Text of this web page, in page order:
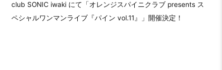
club SONIC iwaki にて「オレンジスパイニクラブ presents ス
ペシャルワンマンライブ『パイン vol.11』」開催決定！